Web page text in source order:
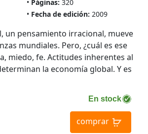
Páginas: 320
Fecha de edición: 2009
En stock
comprar
un pensamiento irracional, mueve
mundiales. Pero, ¿cuál es ese
miedo, fe. Actitudes inherentes al
la economía global. Y es